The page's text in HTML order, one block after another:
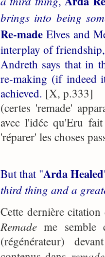
brings into being
Re-made Elves and
interplay of
Andreth says that in
re-making (if indeed
achieved. [X, p.333]
(certes 'remade'
avec l'idée qu'Eru
'réparer' les choses
But that "Arda Healed
third thing and a
Cette dernière
Remade me semble
(régénérateur)